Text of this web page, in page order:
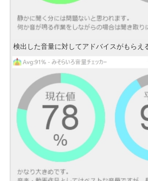
検出した音量に対してアドバイスがもらえ